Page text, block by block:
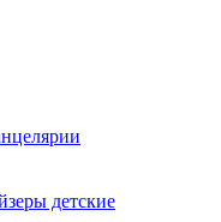
детские